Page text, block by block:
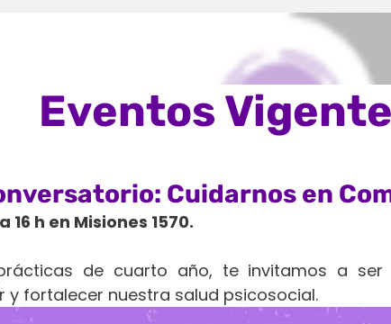
Eventos
Cuidarnos en
16 h en Misiones 1570.
de cuarto año, te invitamos a
y fortalecer nuestra salud psicosocial.